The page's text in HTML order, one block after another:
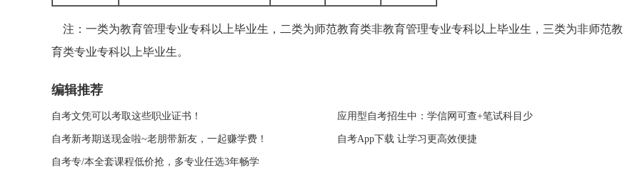
注：一类为教育管理专业专科以上毕业生，二类为师范教育类非教育管理专业专科以上毕业生，三类为非师范教
育类专业专科以上毕业生。
编辑推荐
自考文凭可以考取这些职业证书！ 应用型自考招生中：学信网可查+笔试科目少
自考新考期送现金啦~老朋带新友，一起赚学费！ 自考App下载 让学习更高效便捷
自考专/本全套课程低价抢，多专业任选3年畅学